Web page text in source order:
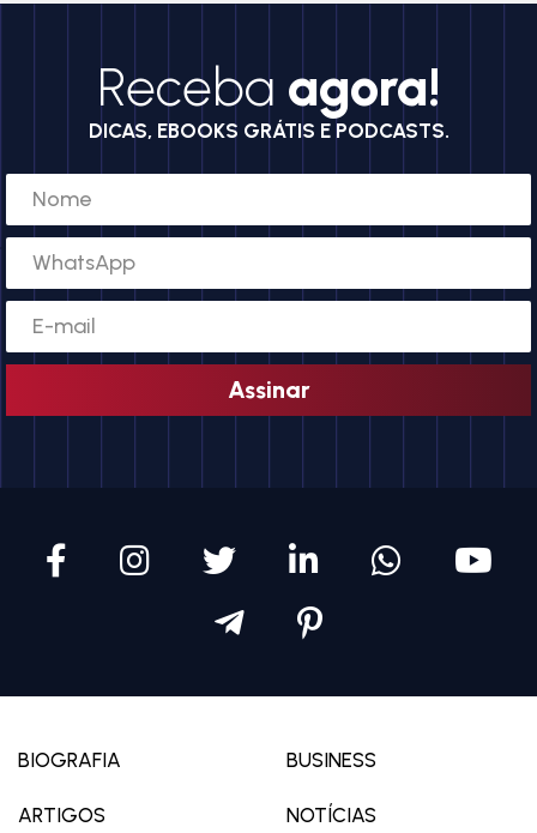
Receba agora!
DICAS, EBOOKS GRÁTIS E PODCASTS.
Assinar
BIOGRAFIA BUSINESS
ARTIGOS NOTÍCIAS